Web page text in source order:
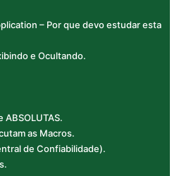
– Por que devo estudar esta
e Ocultando.
ABSOLUTAS.
as Macros.
de Confiabilidade).